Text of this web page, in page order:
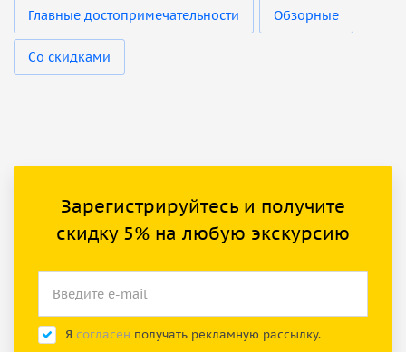
Главные достопримечательности Обзорные
Со скидками
Зарегистрируйтесь и получите
скидку 5% на любую экскурсию
Я согласен получать рекламную рассылку.